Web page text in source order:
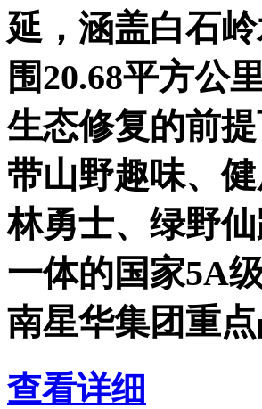
延，涵盖白石
围20.68平方公
生态修复的前
带山野趣味、
林勇士、绿野
一体的国家5A
南星华集团重
查看详细